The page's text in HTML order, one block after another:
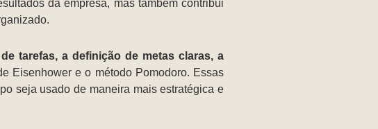
da empresa, mas também contribui
tarefas, a definição de metas claras, a
Eisenhower e o método Pomodoro. Essas
seja usado de maneira mais estratégica e